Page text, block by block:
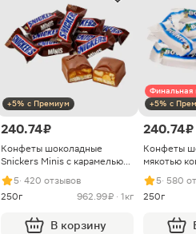
+5% с Премиум
240.74 ₽
Конфеты шоколадные
Snickers Minis с карамелью
арахисом и нугой
5· 420 отзывов
250г
962.99 ₽ · 1кг
В корзину
Финальная
+5% с
240.74 ₽
Конфеты
мякотью
5· 580
250г